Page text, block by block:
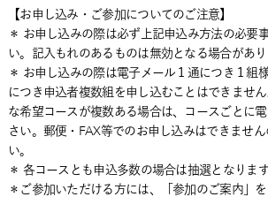
【お申し込み・ご参加についてのご注意】
＊ お申し込みの際は必ず上記申込み方法の必要
い。記入もれのあるものは無効となる場合があり
＊ お申し込みの際は電子メール１通につき１組
につき申込者複数組を申し込むことはできませ
な希望コースが複数ある場合は、コースごとに
さい。郵便・FAX等でのお申し込みはできませ
い。
＊ 各コースとも申込多数の場合は抽選となりま
＊ご参加いただける方には、「参加のご案内」